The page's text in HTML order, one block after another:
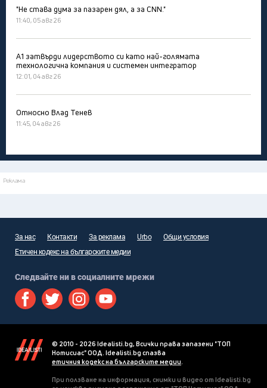
"Не става дума за пазарен дял, а за CNN."
11:40, 05 авг 26
А1 затвърди лидерството си като най-голямата
технологична компания и системен интегратор
12:01, 04 авг 26
Относно Влад Тенев
11:45, 04 авг 26
Реклама
За нас Контакти За реклама Urbo
Общи условия
Етичен кодекс на българските медии
Следвайте ни в социалните мрежи
© 2010 - 2026 Idealisti.bg, Всички права запазени "ТОП
Нотисиас" ООД. Idealisti.bg спазва
етичния кодекс на българските медии.
При ползване на информация, снимки и видео от Idealisti.bg